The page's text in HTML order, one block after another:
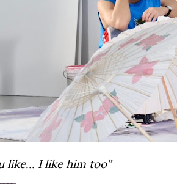
like… I like him too”